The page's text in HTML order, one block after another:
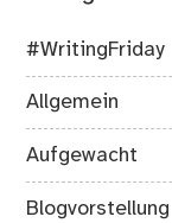
#WritingFriday
Allgemein
Aufgewacht
Blogvorstellung